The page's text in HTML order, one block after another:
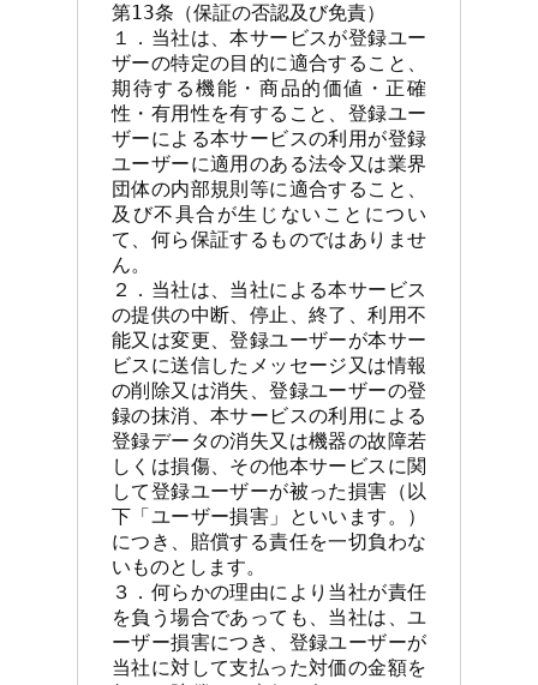
第13条（保証の否認及び免責）
１．当社は、本サービスが登録ユー
ザーの特定の目的に適合すること、
期待する機能・商品的価値・正確
性・有用性を有すること、登録ユー
ザーによる本サービスの利用が登録
ユーザーに適用のある法令又は業界
団体の内部規則等に適合すること、
及び不具合が生じないことについ
て、何ら保証するものではありませ
ん。
２．当社は、当社による本サービス
の提供の中断、停止、終了、利用不
能又は変更、登録ユーザーが本サー
ビスに送信したメッセージ又は情報
の削除又は消失、登録ユーザーの登
録の抹消、本サービスの利用による
登録データの消失又は機器の故障若
しくは損傷、その他本サービスに関
して登録ユーザーが被った損害（以
下「ユーザー損害」といいます。）
につき、賠償する責任を一切負わな
いものとします。
３．何らかの理由により当社が責任
を負う場合であっても、当社は、ユ
ーザー損害につき、登録ユーザーが
当社に対して支払った対価の金額を